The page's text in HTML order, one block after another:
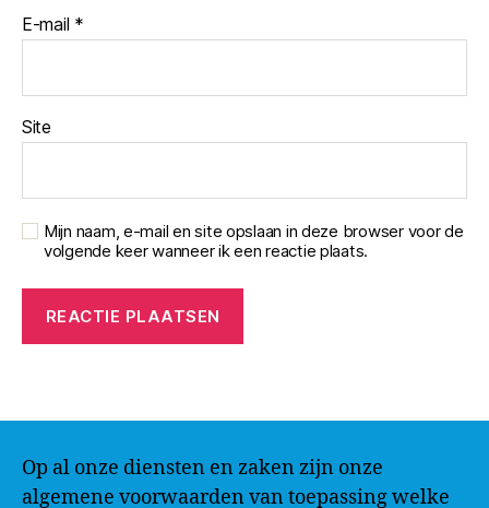
E-mail *
Site
Mijn naam, e-mail en site opslaan in deze browser voor de
volgende keer wanneer ik een reactie plaats.
Op al onze diensten en zaken zijn onze
algemene voorwaarden van toepassing welke